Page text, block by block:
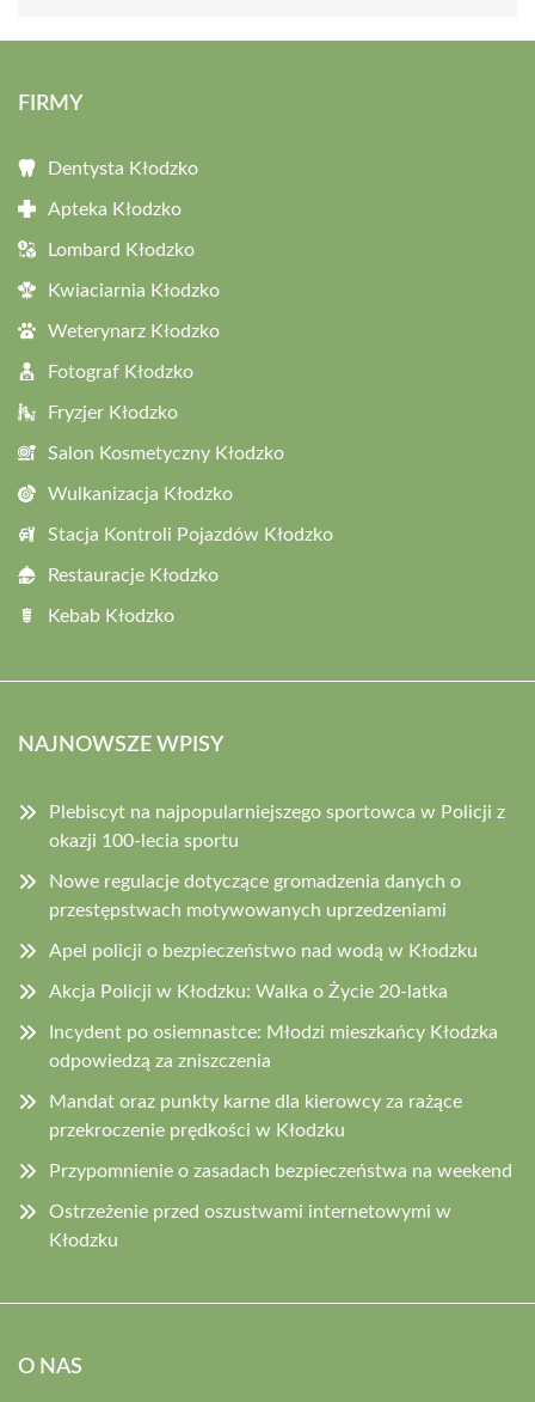
FIRMY
Dentysta Kłodzko
Apteka Kłodzko
Lombard Kłodzko
Kwiaciarnia Kłodzko
Weterynarz Kłodzko
Fotograf Kłodzko
Fryzjer Kłodzko
Salon Kosmetyczny Kłodzko
Wulkanizacja Kłodzko
Stacja Kontroli Pojazdów Kłodzko
Restauracje Kłodzko
Kebab Kłodzko
NAJNOWSZE WPISY
Plebiscyt na najpopularniejszego sportowca w Policji z
okazji 100-lecia sportu
Nowe regulacje dotyczące gromadzenia danych o
przestępstwach motywowanych uprzedzeniami
Apel policji o bezpieczeństwo nad wodą w Kłodzku
Akcja Policji w Kłodzku: Walka o Życie 20-latka
Incydent po osiemnastce: Młodzi mieszkańcy Kłodzka
odpowiedzą za zniszczenia
Mandat oraz punkty karne dla kierowcy za rażące
przekroczenie prędkości w Kłodzku
Przypomnienie o zasadach bezpieczeństwa na weekend
Ostrzeżenie przed oszustwami internetowymi w
Kłodzku
O NAS